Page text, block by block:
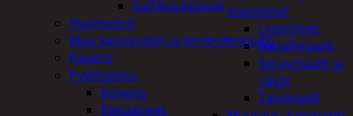
ohentimet
Liuottimet
Metallimaalit
Spraymaalit ja
-lakat
Talomaalit
Suihkusaippuat
Hyvinvointi
Muu kauneuden ja terveydenhoito
Paperit
Pyykinpesu
Kuivaus
Pesuaineet